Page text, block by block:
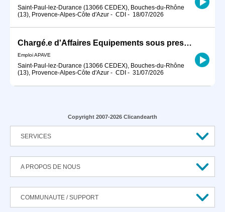
Saint-Paul-lez-Durance (13066 CEDEX), Bouches-du-Rhône
(13), Provence-Alpes-Côte d'Azur - CDI - 18/07/2026
Chargé.e d'Affaires Equipements sous pression Nucléaires H/F
Emploi APAVE
Saint-Paul-lez-Durance (13066 CEDEX), Bouches-du-Rhône
(13), Provence-Alpes-Côte d'Azur - CDI - 31/07/2026
Copyright 2007-2026 Clicandearth
SERVICES
A PROPOS DE NOUS
COMMUNAUTE / SUPPORT